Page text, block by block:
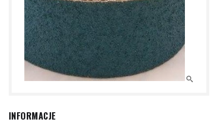
INFORMACJE